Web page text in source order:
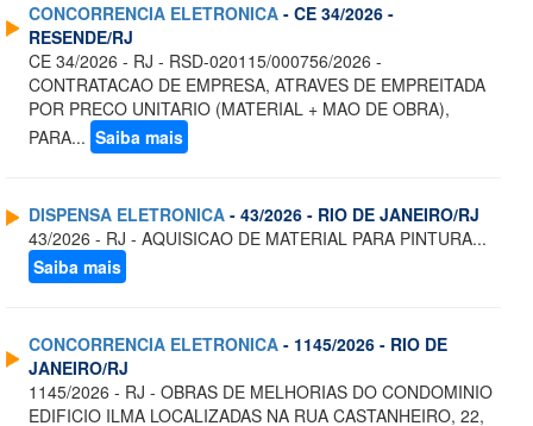
CONCORRENCIA ELETRONICA - CE 34/2026 -
RESENDE/RJ
CE 34/2026 - RJ - RSD-020115/000756/2026 -
CONTRATACAO DE EMPRESA, ATRAVES DE EMPREITADA
POR PRECO UNITARIO (MATERIAL + MAO DE OBRA),
PARA... Saiba mais
DISPENSA ELETRONICA - 43/2026 - RIO DE JANEIRO/RJ
43/2026 - RJ - AQUISICAO DE MATERIAL PARA PINTURA...
Saiba mais
CONCORRENCIA ELETRONICA - 1145/2026 - RIO DE
JANEIRO/RJ
1145/2026 - RJ - OBRAS DE MELHORIAS DO CONDOMINIO
EDIFICIO ILMA LOCALIZADAS NA RUA CASTANHEIRO, 22,